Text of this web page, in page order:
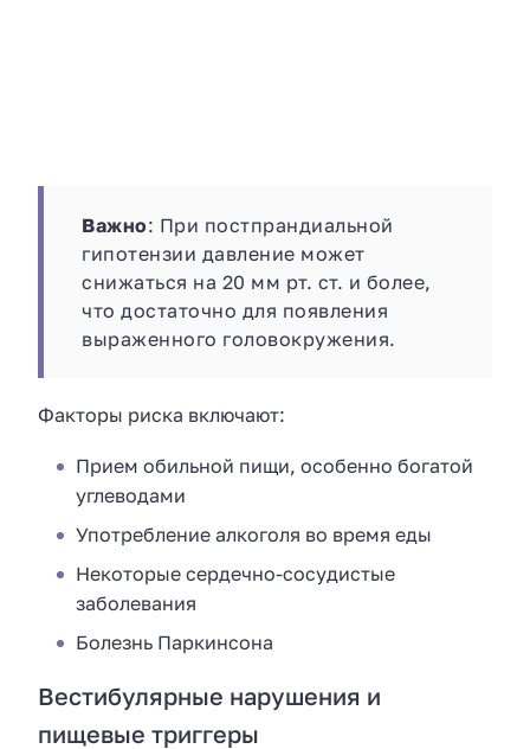
Важно: При постпрандиальной
гипотензии давление может
снижаться на 20 мм рт. ст. и более,
что достаточно для появления
выраженного головокружения.
Факторы риска включают:
Прием обильной пищи, особенно богатой
углеводами
Употребление алкоголя во время еды
Некоторые сердечно-сосудистые
заболевания
Болезнь Паркинсона
Вестибулярные нарушения и
пищевые триггеры